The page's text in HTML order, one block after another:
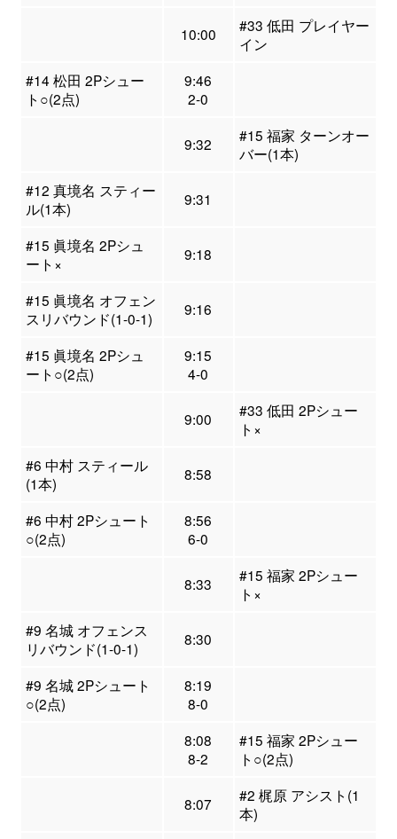
10:00
#33 低田 プレイヤー
イン
#14 松田 2Pシュー
ト○(2点)
9:46
2-0
9:32
#15 福家 ターンオー
バー(1本)
#12 真境名 スティー
ル(1本)
9:31
#15 眞境名 2Pシュ
ート×
9:18
#15 眞境名 オフェン
スリバウンド(1-0-1)
9:16
#15 眞境名 2Pシュ
ート○(2点)
9:15
4-0
9:00
#33 低田 2Pシュー
ト×
#6 中村 スティール
(1本)
8:58
#6 中村 2Pシュート
○(2点)
8:56
6-0
8:33
#15 福家 2Pシュー
ト×
#9 名城 オフェンス
リバウンド(1-0-1)
8:30
#9 名城 2Pシュート
○(2点)
8:19
8-0
8:08
8-2
#15 福家 2Pシュー
ト○(2点)
8:07
#2 梶原 アシスト(1
本)